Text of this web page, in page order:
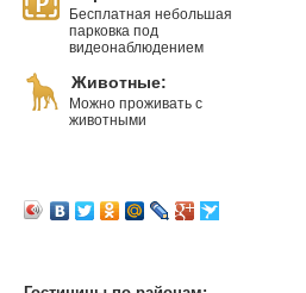
Бесплатная небольшая
парковка под
видеонаблюдением
Животные:
Можно проживать с
животными